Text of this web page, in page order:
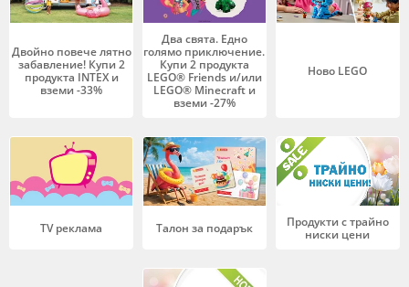
Двойно повече лятно
забавление! Купи 2
продукта INTEX и
вземи -33%
Два свята. Едно
голямо приключение.
Купи 2 продукта
LEGO® Friends и/или
LEGO® Minecraft и
вземи -27%
Ново LEGO
TV реклама Талон за подарък
Продукти с трайно
ниски цени